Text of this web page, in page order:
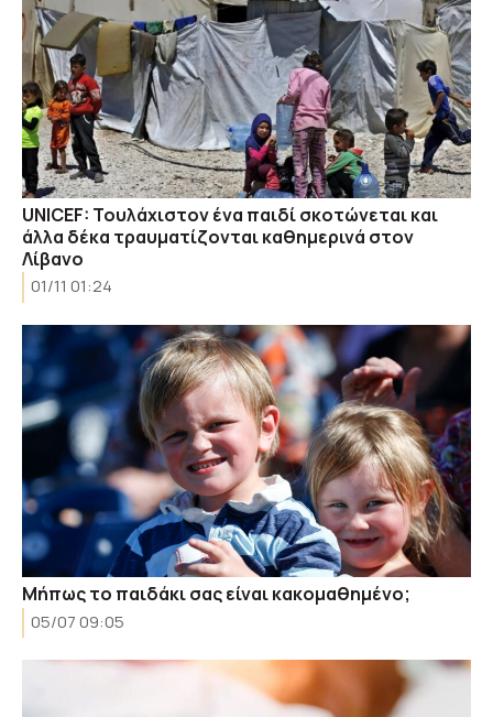
UNICEF: Τουλάχιστον ένα παιδί σκοτώνεται και
άλλα δέκα τραυματίζονται καθημερινά στον
Λίβανο
01/11 01:24
Μήπως το παιδάκι σας είναι κακομαθημένο;
05/07 09:05